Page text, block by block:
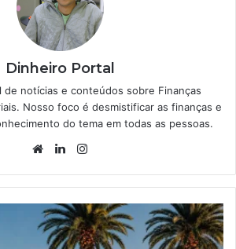
Dinheiro Portal
de notícias e conteúdos sobre Finanças
Nosso foco é desmistificar as finanças e
do tema em todas as pessoas.
WebsiteLinkedin